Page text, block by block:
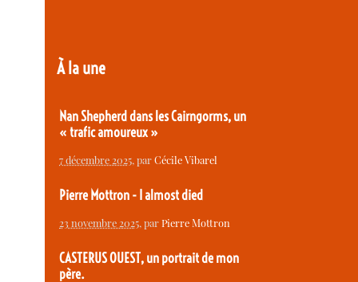
À la une
Nan Shepherd dans les Cairngorms, un
« trafic amoureux »
7 décembre 2025, parCécile Vibarel
Pierre Mottron - I almost died
23 novembre 2025, parPierre Mottron
CASTERUS OUEST, un portrait de mon
père.